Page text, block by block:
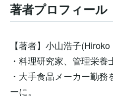
著者プロフィール
【著者】小山浩子(Hiroko
・料理研究家、管理栄養
・大手食品メーカー勤
ーに。